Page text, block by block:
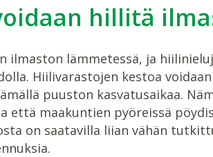
hillitä
ilmaston lämmetessä, ja
Hiilivarastojen kestoa
puuston kasvatusaikaa.
että maakuntien pyöreissä
on saatavilla liian vähän